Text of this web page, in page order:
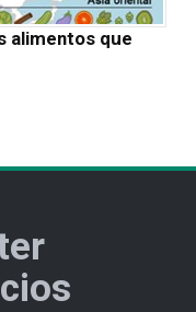
alimentos que